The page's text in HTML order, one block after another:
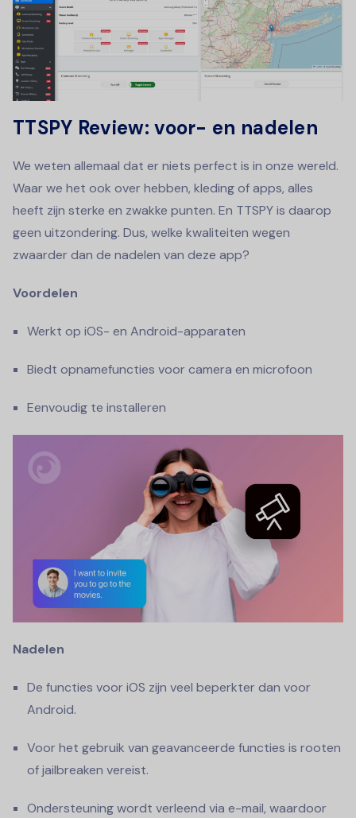
TTSPY Review: voor- en nadelen
We weten allemaal dat er niets perfect is in onze wereld.
Waar we het ook over hebben, kleding of apps, alles
heeft zijn sterke en zwakke punten. En TTSPY is daarop
geen uitzondering. Dus, welke kwaliteiten wegen
zwaarder dan de nadelen van deze app?
Voordelen
Werkt op iOS- en Android-apparaten
Biedt opnamefuncties voor camera en microfoon
Eenvoudig te installeren
Nadelen
De functies voor iOS zijn veel beperkter dan voor
Android.
Voor het gebruik van geavanceerde functies is rooten
of jailbreaken vereist.
Ondersteuning wordt verleend via e-mail, waardoor